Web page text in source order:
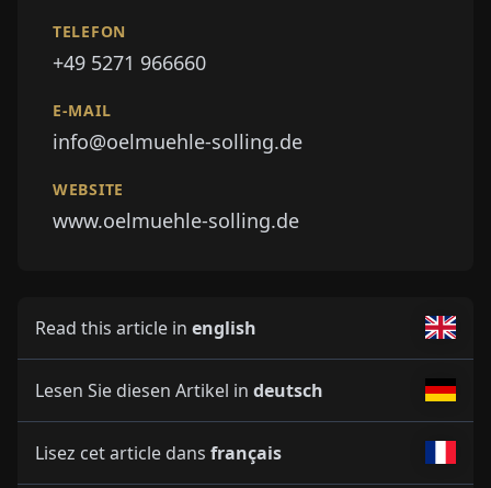
TELEFON
+49 5271 966660
E-MAIL
info@oelmuehle-solling.de
WEBSITE
www.oelmuehle-solling.de
Read this article in english
Lesen Sie diesen Artikel in deutsch
Lisez cet article dans français